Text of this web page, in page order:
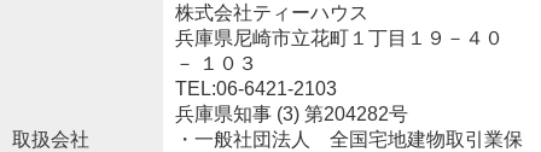
取扱会社
株式会社ティーハウス
兵庫県尼崎市立花町１丁目１９－４０
－ １０３
TEL:06-6421-2103
兵庫県知事 (3) 第204282号
・一般社団法人 全国宅地建物取引業保